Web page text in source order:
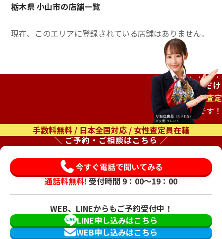
栃木県 小山市の店舗一覧
現在、このエリアに登録されている店舗はありません。
ご自宅で待つだけ
出張査定
もオススメです！
手数料無料 / 日本全国対応 / 女性査定員在籍
＼ ご予約・ご相談はこちら ／
今すぐ電話で聞いてみる
通話料無料!受付時間 9：00〜19：00
WEB、LINEからもご予約受付中！
WEB申し込みはこちら
LINE申し込みはこちら